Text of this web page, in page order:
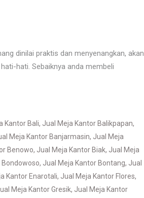
dinilai praktis dan menyenangkan, akan
hati. Sebaiknya anda membeli
Kantor Bali, Jual Meja Kantor Balikpapan,
Meja Kantor Banjarmasin, Jual Meja
Benowo, Jual Meja Kantor Biak, Jual Meja
, Jual Meja Kantor Bontang, Jual
Kantor Enarotali, Jual Meja Kantor Flores,
Meja Kantor Gresik, Jual Meja Kantor